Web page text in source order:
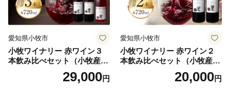
愛知県小牧市
小牧ワイナリー 赤ワイン３
本飲み比べセット（小牧産ぶ
どう100％使用）29,000円
愛知県小牧市
小牧ワイナリー 赤ワイン２
本飲み比べセット（小牧産ぶ
どう100％使用）20,000円